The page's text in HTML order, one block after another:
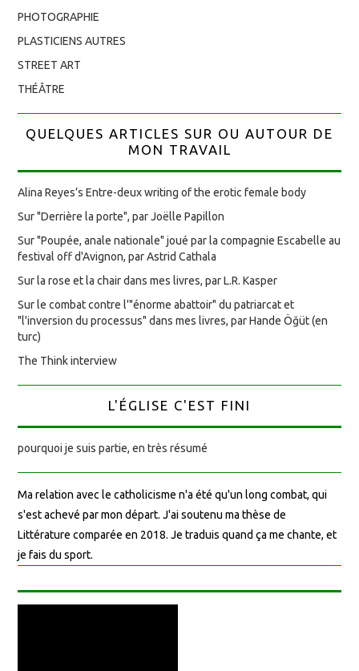
PHOTOGRAPHIE
PLASTICIENS AUTRES
STREET ART
THÉÂTRE
QUELQUES ARTICLES SUR OU AUTOUR DE
MON TRAVAIL
Alina Reyes’s Entre-deux writing of the erotic female body
Sur "Derrière la porte", par Joëlle Papillon
Sur "Poupée, anale nationale" joué par la compagnie Escabelle au
festival off d'Avignon, par Astrid Cathala
Sur la rose et la chair dans mes livres, par L.R. Kasper
Sur le combat contre l'"énorme abattoir" du patriarcat et
"l'inversion du processus" dans mes livres, par Hande Öğüt (en
turc)
The Think interview
L'ÉGLISE C'EST FINI
pourquoi je suis partie, en très résumé
Ma relation avec le catholicisme n'a été qu'un long combat, qui
s'est achevé par mon départ. J'ai soutenu ma thèse de
Littérature comparée en 2018. Je traduis quand ça me chante, et
je fais du sport.